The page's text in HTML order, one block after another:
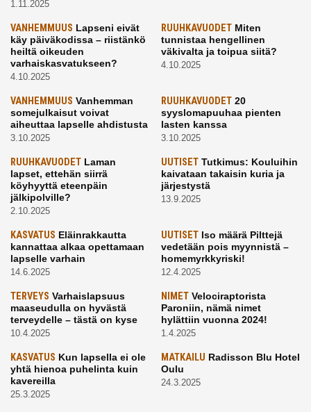
1.11.2025
VANHEMMUUS Lapseni eivät
käy päiväkodissa – riistänkö
heiltä oikeuden
varhaiskasvatukseen?
4.10.2025
RUUHKAVUODETMiten
tunnistaa hengellinen
väkivalta ja toipua siitä?
4.10.2025
VANHEMMUUS Vanhemman
somejulkaisut voivat
aiheuttaa lapselle ahdistusta
3.10.2025
RUUHKAVUODET20
syyslomapuuhaa pienten
lasten kanssa
3.10.2025
RUUHKAVUODET Laman
lapset, ettehän siirrä
köyhyyttä eteenpäin
jälkipolville?
2.10.2025
UUTISETTutkimus: Kouluihin
kaivataan takaisin kuria ja
järjestystä
13.9.2025
KASVATUS Eläinrakkautta
kannattaa alkaa opettamaan
lapselle varhain
14.6.2025
UUTISETIso määrä Pilttejä
vedetään pois myynnistä –
homemyrkkyriski!
12.4.2025
TERVEYS Varhaislapsuus
maaseudulla on hyvästä
terveydelle – tästä on kyse
10.4.2025
NIMETVelociraptorista
Paroniin, nämä nimet
hylättiin vuonna 2024!
1.4.2025
KASVATUS Kun lapsella ei ole
yhtä hienoa puhelinta kuin
kavereilla
25.3.2025
MATKAILU Radisson Blu Hotel
Oulu
24.3.2025